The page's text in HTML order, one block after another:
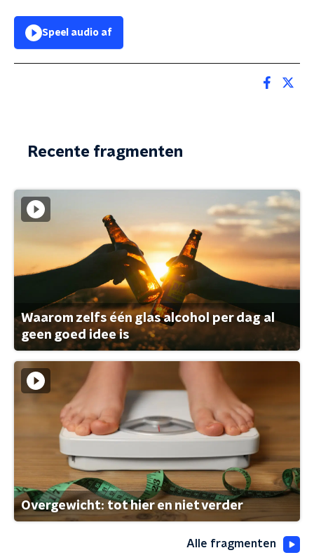
Speel audio af
Recente fragmenten
Waarom zelfs één glas alcohol per dag al
geen goed idee is
Overgewicht: tot hier en niet verder
Alle fragmenten